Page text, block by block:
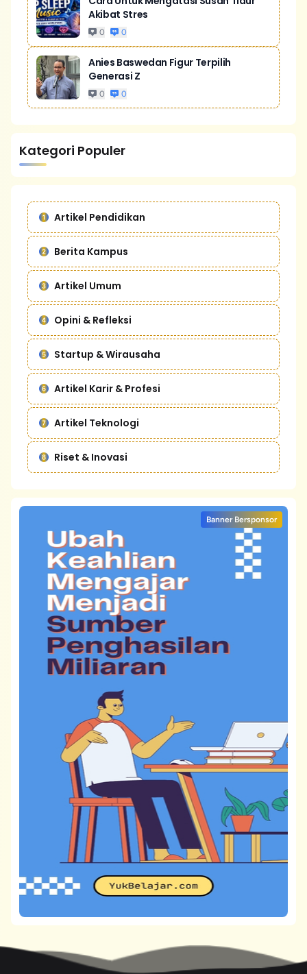
Akibat Stres
0 0
Anies Baswedan Figur Terpilih
Generasi Z
0 0
Kategori Populer
Artikel Pendidikan
Berita Kampus
Artikel Umum
Opini & Refleksi
Startup & Wirausaha
Artikel Karir & Profesi
Artikel Teknologi
Riset & Inovasi
Banner Bersponsor